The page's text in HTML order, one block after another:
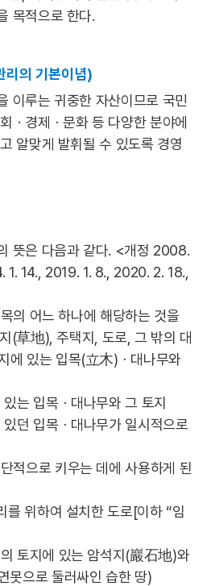
목적으로 한다.
리의 기본이념)
이루는 귀중한 자산이므로 국민
ㆍ경제ㆍ문화 등 다양한 분야에
알맞게 발휘될 수 있도록 경영
뜻은 다음과 같다. <개정 2008.
1. 14., 2019. 1. 8., 2020. 2. 18.,
의 어느 하나에 해당하는 것을
(草地), 주택지, 도로, 그 밖의 대
에 있는 입목(立木)ㆍ대나무와
는 입목ㆍ대나무와 그 토지
던 입목ㆍ대나무가 일시적으로
적으로 키우는 데에 사용하게 된
를 위하여 설치한 도로[이하 “임
토지에 있는 암석지(巖石地)와
못으로 둘러싸인 습한 땅)